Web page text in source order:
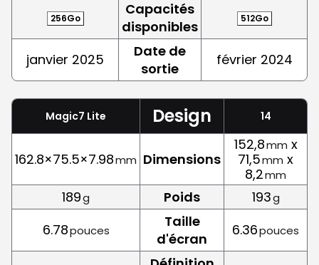
256Go
Capacités
disponibles
512Go
janvier 2025
Date de
sortie
février 2024
Magic7 Lite Design 14
162.8×75.5×7.98mm Dimensions
152,8mm x
71,5mm x
8,2mm
189g Poids 193g
6.78pouces
Taille
d'écran
6.36pouces